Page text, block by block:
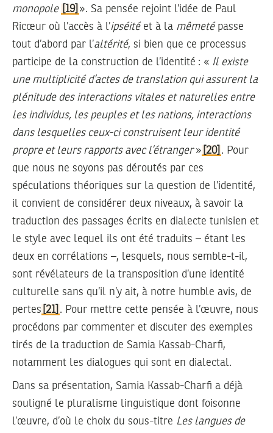
monopole
[19] ». Sa pensée rejoint l’idée de Paul
Ricœur où l’accès à l’ipséitéet à la mêmetépasse
tout d’abord par l’altérité, si bien que ce processus
participe de la construction de l’identité : « Il existe
une multiplicité d’actes de translation qui assurent la
plénitude des interactions vitales et naturelles entre
les individus, les peuples et les nations, interactions
dans lesquelles ceux-ci construisent leur identité
propre et leurs rapports avec l’étranger» [20] . Pour
que nous ne soyons pas déroutés par ces
spéculations théoriques sur la question de l’identité,
il convient de considérer deux niveaux, à savoir la
traduction des passages écrits en dialecte tunisien et
le style avec lequel ils ont été traduits – étant les
deux en corrélations –, lesquels, nous semble-t-il,
sont révélateurs de la transposition d’une identité
culturelle sans qu’il n’y ait, à notre humble avis, de
pertes [21] . Pour mettre cette pensée à l’œuvre, nous
procédons par commenter et discuter des exemples
tirés de la traduction de Samia Kassab-Charfi,
notamment les dialogues qui sont en dialectal.
Dans sa présentation, Samia Kassab-Charfi a déjà
souligné le pluralisme linguistique dont foisonne
l’œuvre, d’où le choix du sous-titre Les langues de